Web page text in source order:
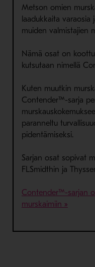
Metson omien
laadukkaita varaosia
muiden valmistajien
Nämä osat on
kutsutaan nimellä
Kuten muutkin
Contender™-sarja
paranneltu
pidentämiseksi.
Sarjan osat sopivat
FLSmidthin ja
Contender™-sarjan
murskaimiin »